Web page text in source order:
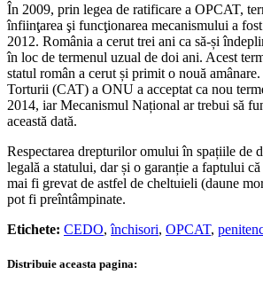
În 2009, prin legea de ratificare a OPCAT,
înfiinţarea şi funcţionarea mecanismului a
2012. România a cerut trei ani ca să-și
în loc de termenul uzual de doi ani. Acest
statul român a cerut și primit o nouă
Torturii (CAT) a ONU a acceptat ca nou
2014, iar Mecanismul Național ar trebui să
această dată.
Respectarea drepturilor omului în spațiile de
legală a statului, dar și o garanție a faptului
mai fi grevat de astfel de cheltuieli (daune
pot fi preîntâmpinate.
Etichete: CEDO,închisori, OPCAT,
Distribuie aceasta pagina: